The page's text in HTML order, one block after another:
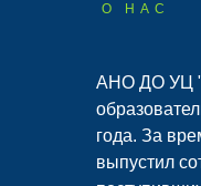
О НАС
АНО ДО УЦ
года. За
выпустил